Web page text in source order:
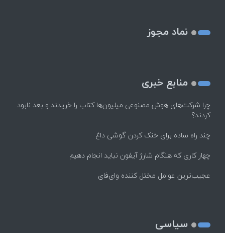
نماد مجوز
منابع خبری
چرا شرکت‌های هوش مصنوعی میلیون‌ها کتاب را خریدند و بعد نابود
کردند؟
چند راه‌ ساده برای خنک کردن گوشی داغ
چهار کاری که هنگام شارژ آیفون نباید انجام دهیم
عجیب‌ترین عوامل مختل کننده وای‌فای
سیاسی